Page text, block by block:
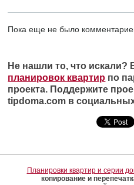
Пока еще не было
Не нашли то, что искали?
планировок квартир по
проекта. Поддержите
tipdoma.com в
Планировки квартир и серии
копирование и